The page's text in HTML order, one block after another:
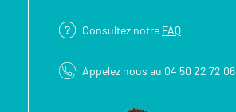
Consultez notre FAQ
Appelez nous au 04 50 22 72 06